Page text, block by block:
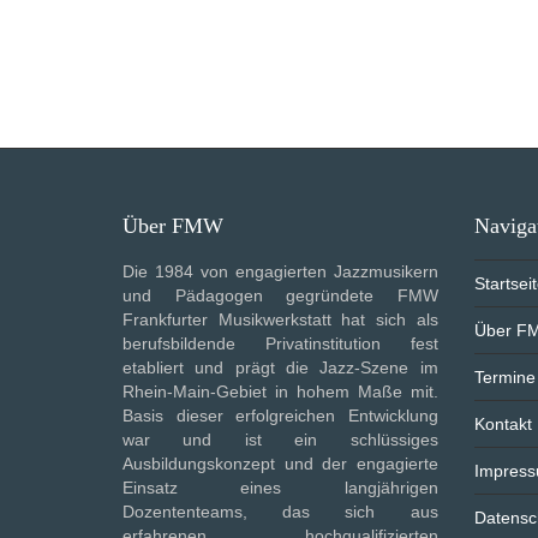
Über FMW
Die 1984 von engagierten Jazzmusikern
und Pädagogen gegründete FMW
Frankfurter Musikwerkstatt hat sich als
berufsbildende Privatinstitution fest
etabliert und prägt die Jazz-Szene im
Rhein-Main-Gebiet in hohem Maße mit.
Basis dieser erfolgreichen Entwicklung
war und ist ein schlüssiges
Ausbildungskonzept und der engagierte
Einsatz eines langjährigen
Dozententeams, das sich aus
Über
Termine
Kontakt